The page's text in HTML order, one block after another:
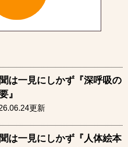
は一見にしかず『深呼吸の
』
更新
は一見にしかず『人体絵本